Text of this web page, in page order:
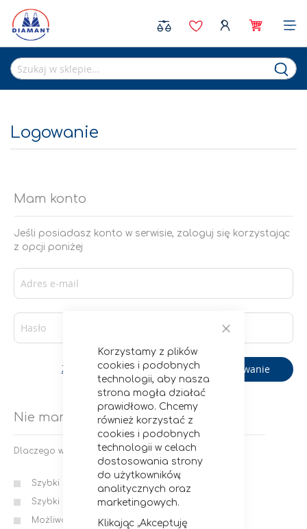
Zamknij
Korzystamy z plików
cookies i podobnych
technologii, aby nasza
strona mogła działać
prawidłowo. Chcemy
również korzystać z
cookies i podobnych
technologii w celach
dostosowania strony
do użytkowników,
analitycznych oraz
marketingowych.
Klikając „Akceptuję
Logowanie
Mam konto
Jeśli posiadasz konto w serwisie, zaloguj się korzystając
z opcji poniżej
Logowanie
Zapomniałeś hasła?
Nie mam konta
Dlaczego warto założyć u nas konto?
Szybki i wygodny proces zamawiania
Szybki dostęp do statusów i historii zamówień
Możliwość zapisania wielu adresów wysyłki